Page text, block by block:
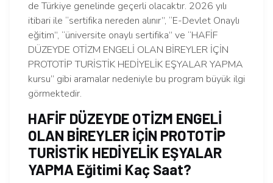
de Türkiye genelinde geçerli olacaktır. 2026 yılı
itibari ile “sertifika nereden alınır”, “E-Devlet Onaylı
eğitim”, “üniversite onaylı sertifika” ve “HAFİF
DÜZEYDE OTİZM ENGELİ OLAN BİREYLER İÇİN
PROTOTİP TURİSTİK HEDİYELİK EŞYALAR YAPMA
kursu” gibi aramalar nedeniyle bu program büyük ilgi
görmektedir.
HAFİF DÜZEYDE OTİZM ENGELİ
OLAN BİREYLER İÇİN PROTOTİP
TURİSTİK HEDİYELİK EŞYALAR
YAPMA Eğitimi Kaç Saat?